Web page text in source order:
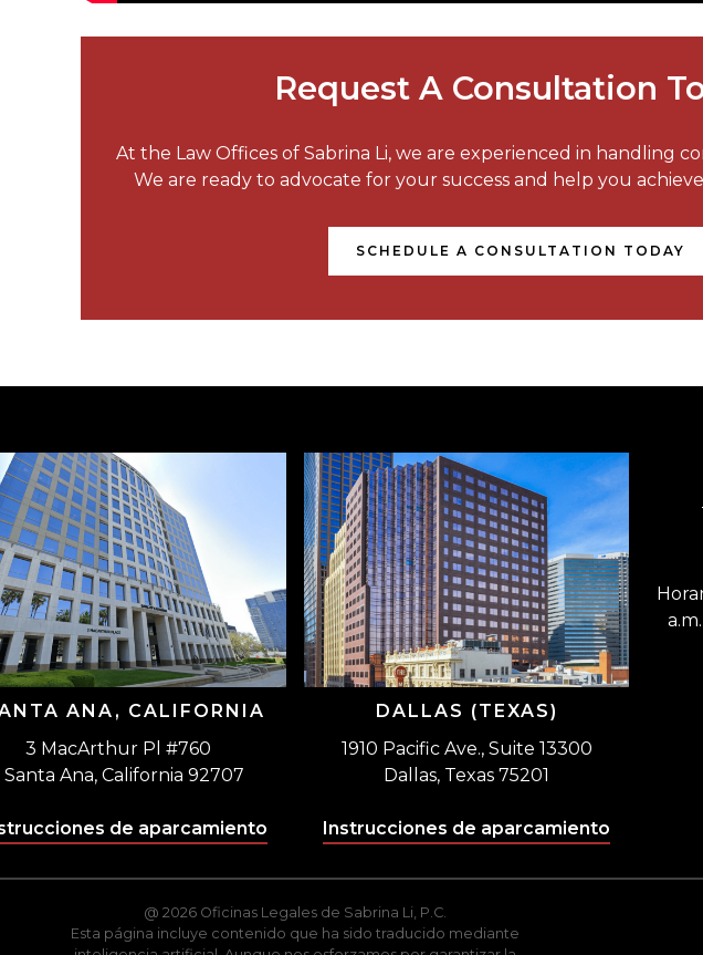
Request A Consultation
At the Law Offices of Sabrina Li, we are experienced in handling
We are ready to advocate for your success and help you
SCHEDULE A CONSULTATION TODAY
ANA, CALIFORNIA
3 MacArthur Pl #760
Santa Ana, California 92707
de aparcamiento
DALLAS (TEXAS)
1910 Pacific Ave., Suite 13300
Dallas, Texas 75201
Instrucciones de aparcamiento
@ 2026 Oficinas Legales de Sabrina Li, P.C.
Esta página incluye contenido que ha sido traducido mediante